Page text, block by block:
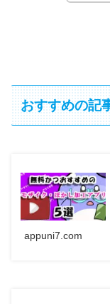
おすすめの記
appuni7.com